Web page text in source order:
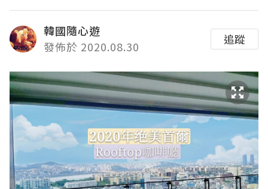
韓國隨心遊
發佈於 2020.08.30
追蹤